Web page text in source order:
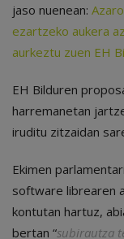
jaso nuenean:
ezartzeko aukera
aurkeztu zuen EH
EH Bilduren
harremanetan
iruditu zitzaidan
Ekimen
software librearen
kontutan hartuz,
bertan “subirautza